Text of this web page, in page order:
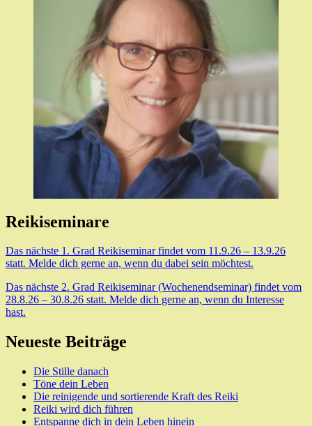
Reikiseminare
Das nächste 1. Grad Reikiseminar findet vom 11.9.26 – 13.9.26
statt. Melde dich gerne an, wenn du dabei sein möchtest.
Das nächste 2. Grad Reikiseminar (Wochenendseminar) findet vom
28.8.26 – 30.8.26 statt. Melde dich gerne an, wenn du Interesse
hast.
Neueste Beiträge
Die Stille danach
Töne dein Leben
Die reinigende und sortierende Kraft des Reiki
Reiki wird dich führen
Entspanne dich in dein Leben hinein